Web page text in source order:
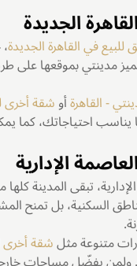
الجديدة
في القاهرة الجديدة
مدينتي بموقعها على
- القاهرةأوشقة أخرى
يناسب احتياجاتك، كما
الإدارية
تبقى المدينة كلها
السكنية، بل تمنح
متنوعة مثلشقة أخرى